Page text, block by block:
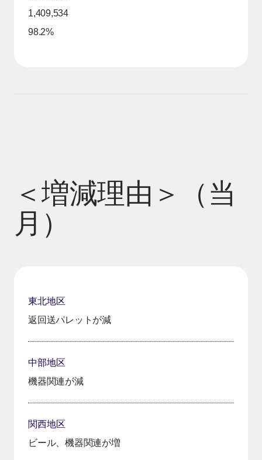
1,409,534
98.2%
＜増減理由＞（当
月）
東北地区
返回送パレットが減
中部地区
機器関連が減
関西地区
ビール、機器関連が増